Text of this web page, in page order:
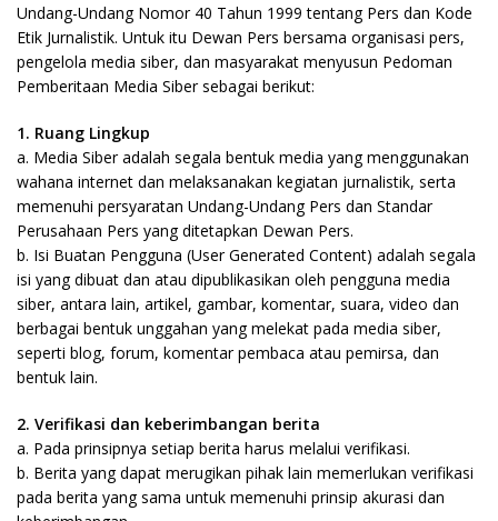
Undang-Undang Nomor 40 Tahun 1999 tentang Pers dan Kode
Etik Jurnalistik. Untuk itu Dewan Pers bersama organisasi pers,
pengelola media siber, dan masyarakat menyusun Pedoman
Pemberitaan Media Siber sebagai berikut:
1. Ruang Lingkup
a. Media Siber adalah segala bentuk media yang menggunakan
wahana internet dan melaksanakan kegiatan jurnalistik, serta
memenuhi persyaratan Undang-Undang Pers dan Standar
Perusahaan Pers yang ditetapkan Dewan Pers.
b. Isi Buatan Pengguna (User Generated Content) adalah segala
isi yang dibuat dan atau dipublikasikan oleh pengguna media
siber, antara lain, artikel, gambar, komentar, suara, video dan
berbagai bentuk unggahan yang melekat pada media siber,
seperti blog, forum, komentar pembaca atau pemirsa, dan
bentuk lain.
2. Verifikasi dan keberimbangan berita
a. Pada prinsipnya setiap berita harus melalui verifikasi.
b. Berita yang dapat merugikan pihak lain memerlukan verifikasi
pada berita yang sama untuk memenuhi prinsip akurasi dan